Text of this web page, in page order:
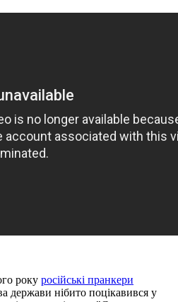
року російські пранкери
держави нібито поцікавився у